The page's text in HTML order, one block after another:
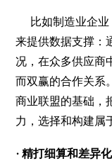
比如制造业企业
来提供数据支撑：
况，在众多供应商
而双赢的合作关系
商业联盟的基础，
力，选择和构建属
· 精打细算和差异